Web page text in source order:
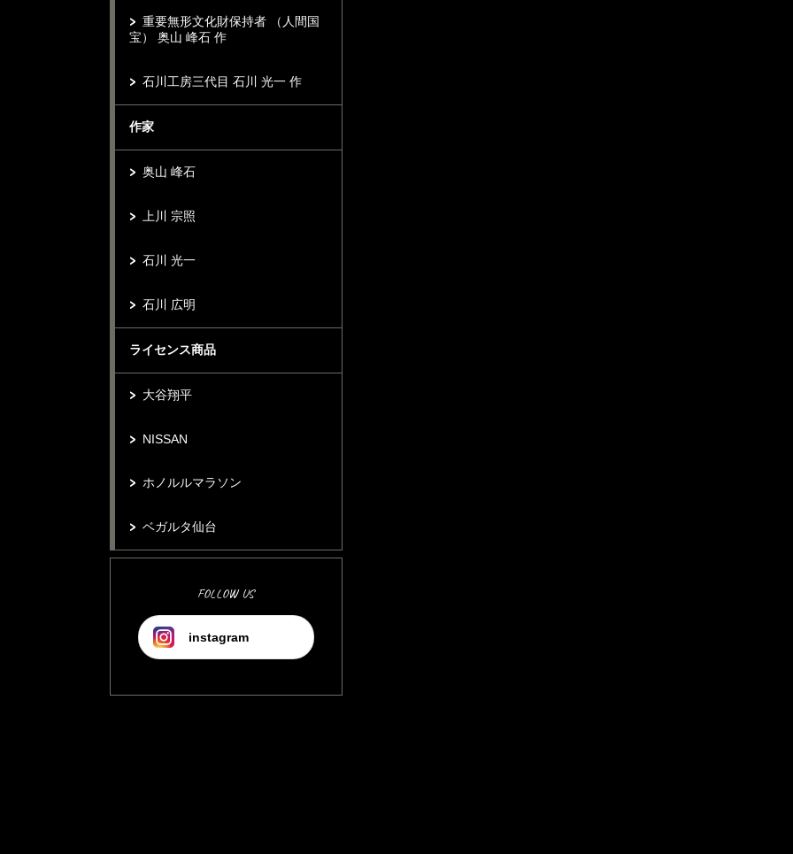
重要無形文化財保持者 （人間国
宝） 奥山 峰石 作
石川工房三代目 石川 光一 作
作家
奥山 峰石
上川 宗照
石川 光一
石川 広明
ライセンス商品
大谷翔平
NISSAN
ホノルルマラソン
ベガルタ仙台
FOLLOW US
instagram